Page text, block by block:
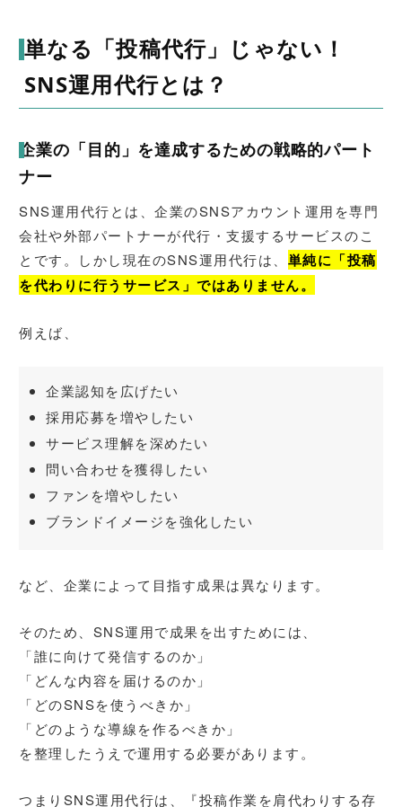
単なる「投稿代行」じゃない！
SNS運用代行とは？
企業の「目的」を達成するための戦略的パート
ナー
SNS運用代行とは、企業のSNSアカウント運用を専門
会社や外部パートナーが代行・支援するサービスのこ
とです。しかし現在のSNS運用代行は、 単純に「投稿
を代わりに行うサービス」ではありません。
例えば、
企業認知を広げたい
採用応募を増やしたい
サービス理解を深めたい
問い合わせを獲得したい
ファンを増やしたい
ブランドイメージを強化したい
など、企業によって目指す成果は異なります。
そのため、SNS運用で成果を出すためには、
「誰に向けて発信するのか」
「どんな内容を届けるのか」
「どのSNSを使うべきか」
「どのような導線を作るべきか」
を整理したうえで運用する必要があります。
つまりSNS運用代行は、『投稿作業を肩代わりする存